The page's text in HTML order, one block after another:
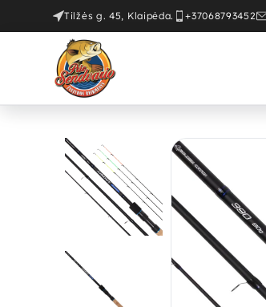
Tilžės g. 45, Klaipėda. +37068793452